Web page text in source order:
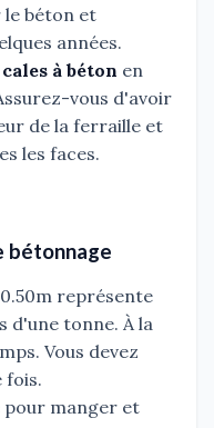
béton et
années.
cales à béton en
vous d'avoir
de la ferraille et
les faces.
bétonnage
représente
d'une tonne. À la
Vous devez
fois.
pour manger et